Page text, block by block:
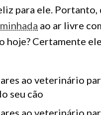
para ele. Portanto,
ao ar livre
hoje? Certamente
ao veterinário
seu cão
ao veterinário